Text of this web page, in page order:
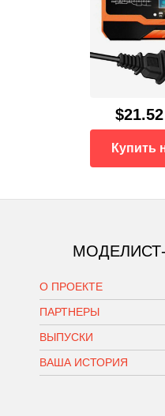
$21.52
Купить
О ПРОЕКТЕ
ПАРТНЕРЫ
ВЫПУСКИ
ВАША ИСТОРИЯ